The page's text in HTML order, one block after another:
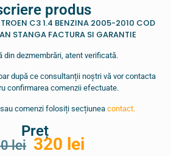
produs
C3 1.4 BENZINA 2005-2010 COD
STANGA FACTURA SI GARANTIE
din dezmembrări, atent verificată.
după ce consultanții noștri vă vor contacta
confirmarea comenzii efectuate.
comenzi folosiți secțiunea contact.
Preț
lei 320 lei